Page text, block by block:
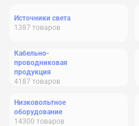
Источники света
1387 товаров
Кабельно-
проводниковая
продукция
4187 товаров
Низковольтное
оборудование
14300 товаров